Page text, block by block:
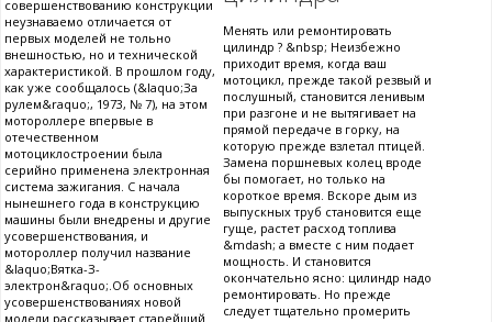
совершенствованию конструкции
неузнаваемо отличается от
первых моделей не тольно
внешностью, но и технической
характеристикой. В прошлом году,
как уже сообщалось (&laquo;За
рулем&raquo;, 1973, № 7), на этом
мотороллере впервые в
отечественном
мотоциклостроении была
серийно применена электронная
система зажигания. С начала
нынешнего года в конструкцию
машины были внедрены и другие
усовершенствования, и
мотороллер получил название
&laquo;Вятка-З-
электрон&raquo;.Об основных
усовершенствованиях новой
модели рассказывает старейший
Менять или ремонтировать
цилиндр ? &nbsp; Неизбежно
приходит время, когда ваш
мотоцикл, прежде такой резвый и
послушный, становится ленивым
при разгоне и не вытягивает на
прямой передаче в горку, на
которую прежде взлетал птицей.
Замена поршневых колец вроде
бы помогает, но только на
короткое время. Вскоре дым из
выпускных труб становится еще
гуще, растет расход топлива
&mdash; а вместе с ним подает
мощность. И становится
окончательно ясно: цилиндр надо
ремонтировать. Но прежде
следует тщательно промерить